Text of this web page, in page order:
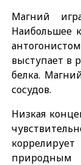
Магний
Наибольшее
выступает в
белка.
сосудов.
Низкая
природным